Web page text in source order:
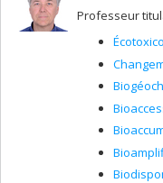
Professeur